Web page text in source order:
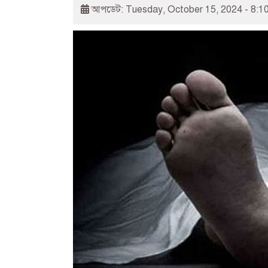
আপডেট: Tuesday, October 15, 2024 -